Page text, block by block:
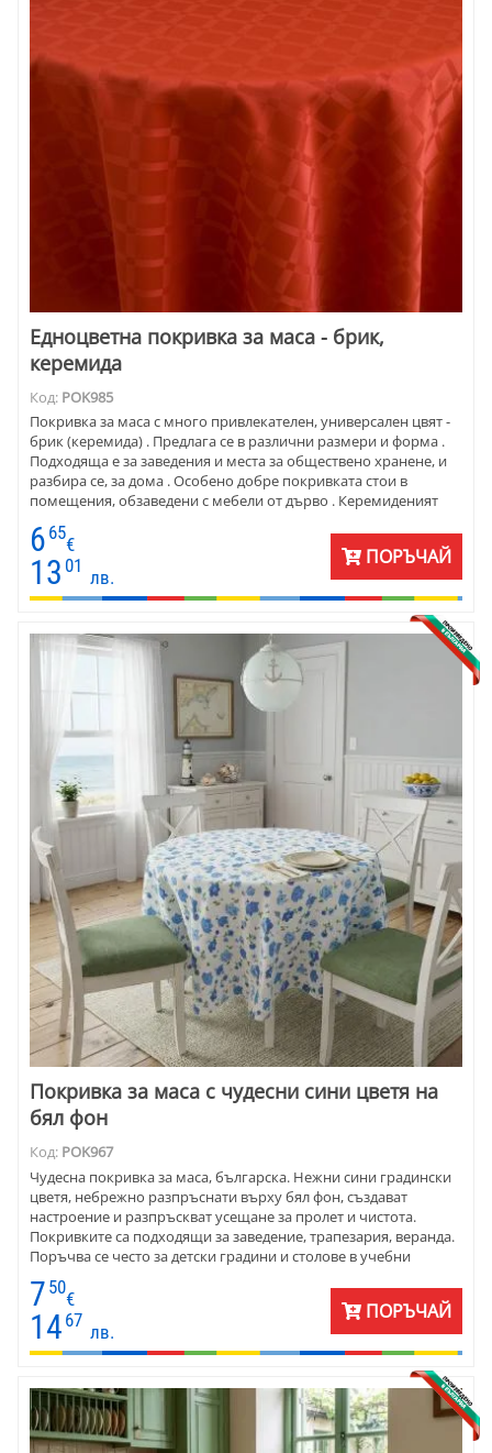
Едноцветна покривка за маса - брик,
керемида
Код: POK985
Покривка за маса с много привлекателен, универсален цвят -
брик (керемида) . Предлага се в различни размери и форма .
Подходяща е за заведения и места за обществено хранене, и
разбира се, за дома . Особено добре покривката стои в
помещения, обзаведени с мебели от дърво . Керемиденият
подчертано грубия стил на естественото дърво. Изберете
светли салфетки от плат - едноцветен или пъстър, тишлайфер
или каре.
6 65
€
13 01
лв.
ПОРЪЧАЙ
Покривка за маса с чудесни сини цветя на
бял фон
Код: POK967
Чудесна покривка за маса, българска. Нежни сини градински
цветя, небрежно разпръснати върху бял фон, създават
настроение и разпръскват усещане за пролет и чистота.
Покривките са подходящи за заведение, трапезария, веранда.
Поръчва се често за детски градини и столове в учебни
заведения.
7 50
€
14 67
лв.
ПОРЪЧАЙ